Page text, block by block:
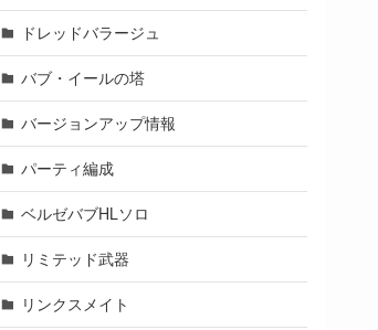
ドレッドバラージュ
バブ・イールの塔
バージョンアップ情報
パーティ編成
ベルゼバブHLソロ
リミテッド武器
リンクスメイト